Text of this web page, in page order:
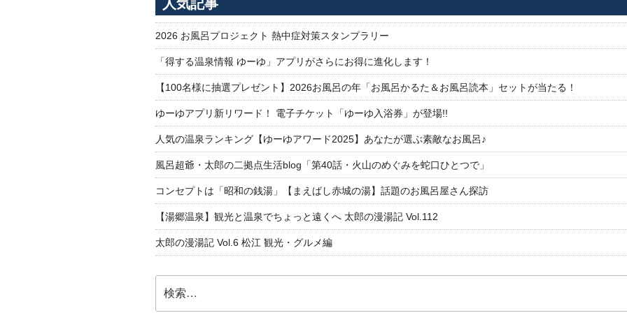
ジ
送
人気記事
2026 お風呂プロジェクト 熱中症対策スタンプラリー
「得する温泉情報 ゆーゆ」アプリがさらにお得に進化します！
【100名様に抽選プレゼント】2026お風呂の年「お風呂かるた＆お風呂読本」セットが当たる！
ゆーゆアプリ新リワード！ 電子チケット「ゆーゆ入浴券」が登場!!
人気の温泉ランキング【ゆーゆアワード2025】あなたが選ぶ素敵なお風呂♪
風呂超爺・太郎の二拠点生活blog「第40話・火山のめぐみを蛇口ひとつで」
コンセプトは「昭和の銭湯」【まえばし赤城の湯】話題のお風呂屋さん探訪
【湯郷温泉】観光と温泉でちょっと遠くへ 太郎の漫湯記 Vol.112
太郎の漫湯記 Vol.6 松江 観光・グルメ編
索: